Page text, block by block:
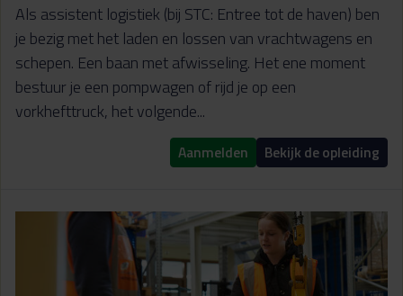
Als assistent logistiek (bij STC: Entree tot de haven) ben
je bezig met het laden en lossen van vrachtwagens en
schepen. Een baan met afwisseling. Het ene moment
bestuur je een pompwagen of rijd je op een
vorkhefttruck, het volgende...
Aanmelden Bekijk de opleiding